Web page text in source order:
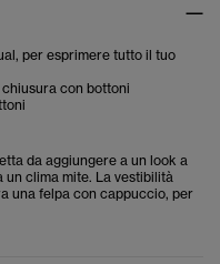
per esprimere tutto il tuo
con bottoni
da aggiungere a un look a
clima mite. La vestibilità
una felpa con cappuccio, per